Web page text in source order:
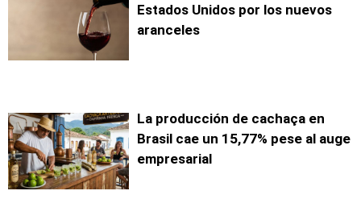
Estados Unidos por los nuevos
aranceles
La producción de cachaça en
Brasil cae un 15,77% pese al auge
empresarial